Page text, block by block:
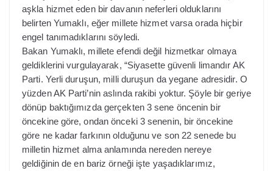
aşkla hizmet eden bir davanın neferleri olduklarını
belirten Yumaklı, eğer millete hizmet varsa orada hiçbir
engel tanımadıklarını söyledi.
Bakan Yumaklı, millete efendi değil hizmetkar olmaya
geldiklerini vurgulayarak, “Siyasette güvenli limandır AK
Parti. Yerli duruşun, milli duruşun da yegane adresidir. O
yüzden AK Parti’nin aslında rakibi yoktur. Şöyle bir geriye
dönüp baktığımızda gerçekten 3 sene öncenin bir
öncekine göre, ondan önceki 3 senenin, bir öncekine
göre ne kadar farkının olduğunu ve son 22 senede bu
milletin hizmet alma anlamında nereden nereye
geldiğinin de en bariz örneği işte yaşadıklarımız,